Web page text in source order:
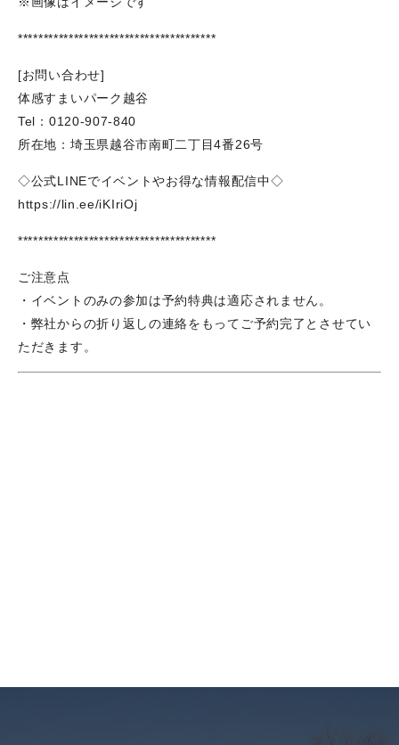
***************************************
[お問い合わせ]
体感すまいパーク越谷
Tel：0120-907-840
所在地：埼玉県越谷市南町二丁目4番26号
◇公式LINEでイベントやお得な情報配信中◇
https://lin.ee/iKIriOj
***************************************
ご注意点
・イベントのみの参加は予約特典は適応されません。
・弊社からの折り返しの連絡をもってご予約完了とさせてい
ただきます。